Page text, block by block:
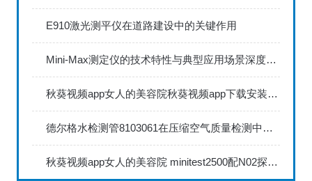
E910激光测平仪在道路建设中的关键作用
Mini-Max测定仪的技术特性与典型应用场景深度解读
秋葵视频app女人的美容院秋葵视频app下载安装735FN1.5正确的校准步骤
德尔格水检测管8103061在压缩空气质量检测中的应用
秋葵视频app女人的美容院 minitest2500配N02探头如何两点校准？